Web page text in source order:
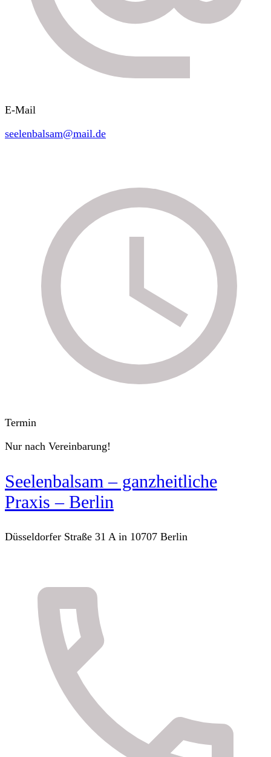
E-Mail
seelenbalsam@mail.de
Termin
Nur nach Vereinbarung!
Seelenbalsam – ganzheitliche
Praxis – Berlin
Düsseldorfer Straße 31 A in 10707 Berlin